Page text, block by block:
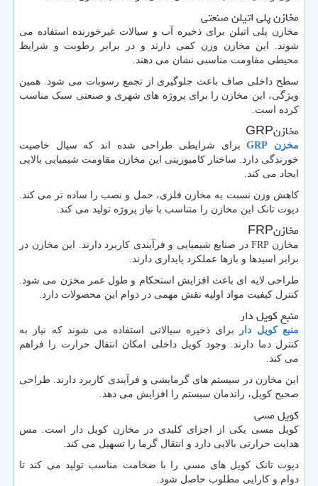
مخازن پلی اتیلن صنعتی
مخازن پلی اتیلن برای ذخیره آب و سیالات غیرخورنده استفاده می
شوند. این مخازن وزن کمی دارند و در برابر رطوبت و شرایط
محیطی مقاومت مناسبی نشان می دهند.
سطح داخلی صاف باعث جلوگیری از تجمع رسوبات می شود. همین
ویژگی، این مخازن را برای پروژه های شهری و صنعتی سبک مناسب
کرده است.
مخازنGRP
مخزن GRPبرای شرایطی طراحی شده اند که سیال خاصیت
خورندگی دارد. ساختار کامپوزیتی این مخازن مقاومت شیمیایی بالایی
ایجاد می کند.
کاهش وزن نسبت به مخازن فلزی، حمل و نصب را ساده تر می کند.
دپوت تانک این مخازن را متناسب با نیاز پروژه تولید می کند.
مخازنFRP
مخازن FRPدر صنایع شیمیایی و فرآیندی کاربرد دارند. این مخازن در
برابر اسیدها و بازها عملکرد پایداری دارند.
طراحی لایه ای باعث افزایش استحکام و طول عمر مخزن می شود.
کنترل کیفیت مواد اولیه نقش مهمی در دوام این محصولات دارد.
منبع کویل دار
منبع کویل دار
برای ذخیره سیالاتی استفاده می شوند که نیاز به
کنترل دما دارند. وجود کویل داخلی امکان انتقال حرارت را فراهم
می کند.
این مخازن در سیستم های گرمایشی و فرآیندی کاربرد دارند. طراحی
صحیح کویل، راندمان سیستم را افزایش می دهد.
کویل مسی
کویل مسی یکی از اجزای کلیدی در مخازن کویل دار است. مس
هدایت حرارتی بالایی دارد و انتقال گرما را تسهیل می کند.
دپوت تانک کویل های مسی را با ضخامت مناسب تولید می کند تا
دوام و کارایی مطلوب حاصل شود.